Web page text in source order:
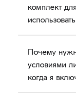
комплект
Почему
условиями
когда я